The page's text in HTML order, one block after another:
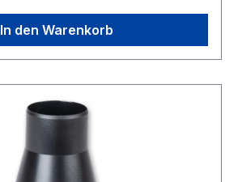
In den Warenkorb